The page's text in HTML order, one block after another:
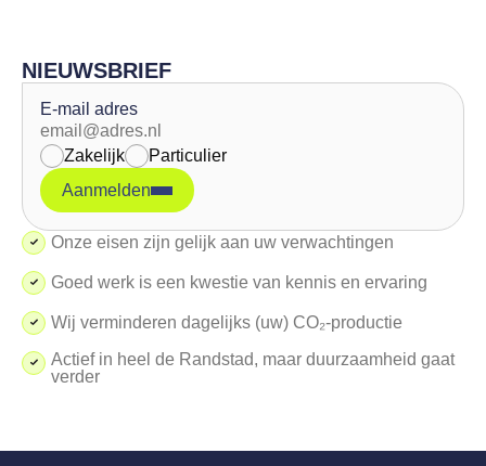
NIEUWSBRIEF
E-mail adres
Zakelijk
Particulier
Aanmelden
Onze eisen zijn gelijk aan uw verwachtingen
Goed werk is een kwestie van kennis en ervaring
Wij verminderen dagelijks (uw) CO₂-productie
Actief in heel de Randstad, maar duurzaamheid gaat
verder